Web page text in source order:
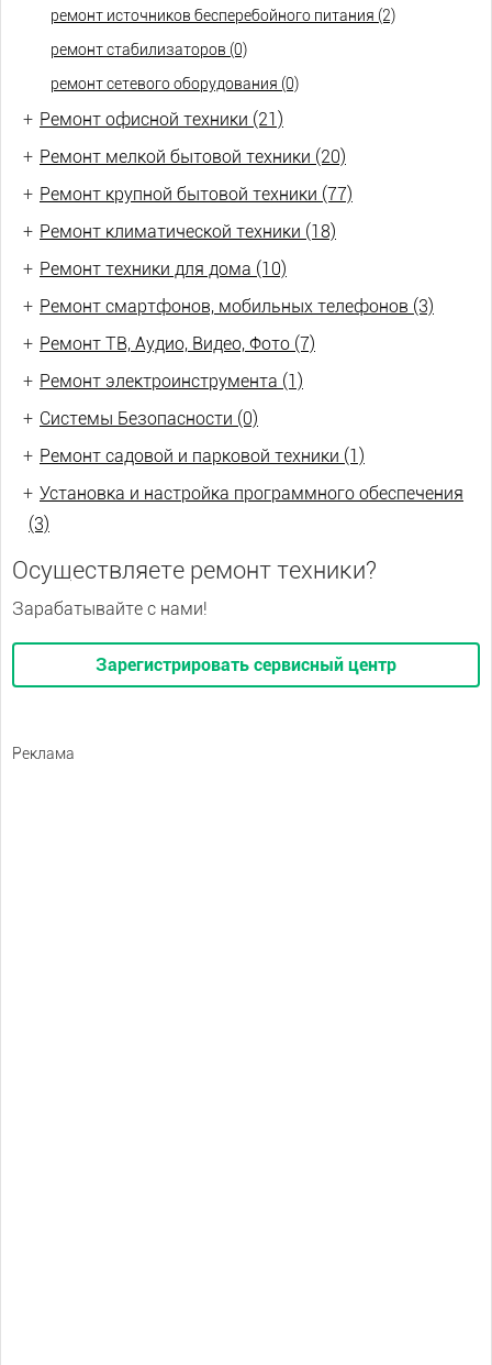
ремонт источников бесперебойного питания (2)
ремонт стабилизаторов (0)
ремонт сетевого оборудования (0)
+ Ремонт офисной техники (21)
+ Ремонт мелкой бытовой техники (20)
+ Ремонт крупной бытовой техники (77)
+ Ремонт климатической техники (18)
+ Ремонт техники для дома (10)
+ Ремонт смартфонов, мобильных телефонов (3)
+ Ремонт ТВ, Аудио, Видео, Фото (7)
+ Ремонт электроинструмента (1)
+ Системы Безопасности (0)
+ Ремонт садовой и парковой техники (1)
+ Установка и настройка программного обеспечения
(3)
Осуществляете ремонт техники?
Зарабатывайте с нами!
Зарегистрировать сервисный центр
Реклама